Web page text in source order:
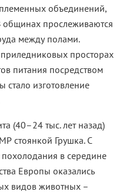
объединений,
общинах прослеживаются
между полами.
просторах
питания посредством
изготовление
(40–24 тыс. лет назад)
стоянкой Грушка. С
похолодания в середине
Европы оказались
видов животных –